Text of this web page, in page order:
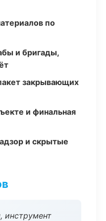
по
и бригады,
закрывающих
и финальная
и скрытые
инструмент